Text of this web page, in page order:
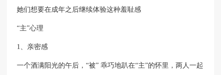
她们想要在成年之后继续体验这种羞耻感
“主”心理
1、亲密感
一个酒满阳光的午后，“被” 乖巧地趴在“主”的怀里，两人一起